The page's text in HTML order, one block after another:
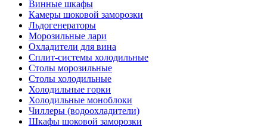
Винные шкафы
Камеры шоковой заморозки
Льдогенераторы
Морозильные лари
Охладители для вина
Сплит-системы холодильные
Столы морозильные
Столы холодильные
Холодильные горки
Холодильные моноблоки
Чиллеры (водоохладители)
Шкафы шоковой заморозки